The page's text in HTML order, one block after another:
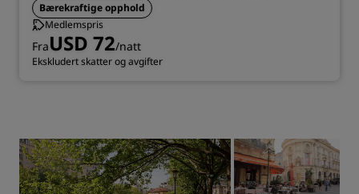
Bærekraftige opphold
Medlemspris
FraUSD 72/natt
Ekskludert skatter og avgifter